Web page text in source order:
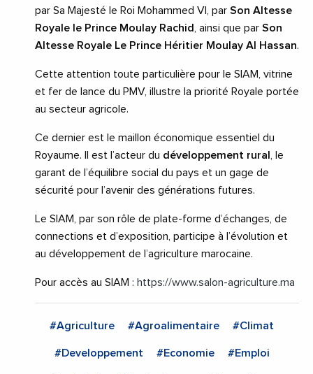
par Sa Majesté le Roi Mohammed VI, par Son Altesse
Royale le Prince Moulay Rachid, ainsi que par Son
Altesse Royale Le Prince Héritier Moulay Al Hassan.
Cette attention toute particulière pour le SIAM, vitrine
et fer de lance du PMV, illustre la priorité Royale portée
au secteur agricole.
Ce dernier est le maillon économique essentiel du
Royaume. Il est l’acteur du développement rural , le
garant de l’équilibre social du pays et un gage de
sécurité pour l’avenir des générations futures.
Le SIAM, par son rôle de plate-forme d’échanges, de
connections et d’exposition, participe à l’évolution et
au développement de l’agriculture marocaine.
Pour accès au SIAM : https://www.salon-agriculture.ma
#Agriculture #Agroalimentaire #Climat
#Developpement #Economie #Emploi